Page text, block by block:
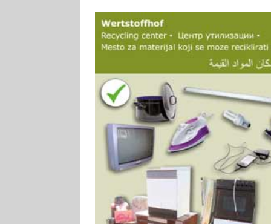
[ 3. August
TOURISTIK
[ 5. August